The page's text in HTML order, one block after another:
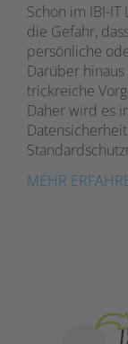
Schon im IBI-
die Gefahr,
persönliche
Darüber
trickreiche
Daher wird es
MEHR